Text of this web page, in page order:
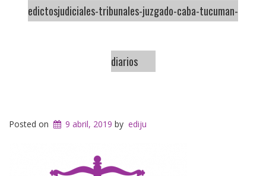
edictosjudiciales-tribunales-juzgado-caba-tucuman-
diarios
Posted on 9 abril, 2019 by ediju